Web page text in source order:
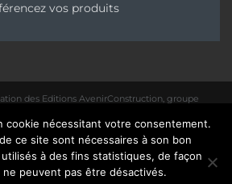
vos produits
des Editions AvenirConstruction, groupe
Mentions légales – Politique de confidentialité
cookie nécessitant votre consentement.
ce site sont nécessaires à son bon
à des fins statistiques, de façon
ne peuvent pas être désactivés.